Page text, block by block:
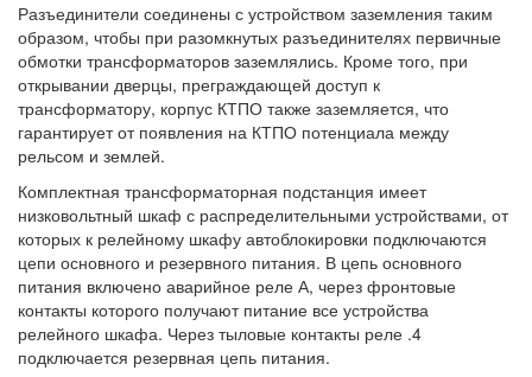
Разъединители соединены с устройством заземления таким
образом, чтобы при разомкнутых разъединителях первичные
обмотки трансформаторов заземлялись. Кроме того, при
открывании дверцы, преграждающей доступ к
трансформатору, корпус КТПО также заземляется, что
гарантирует от появления на КТПО потенциала между
рельсом и землей.
Комплектная трансформаторная подстанция имеет
низковольтный шкаф с распределительными устройствами, от
которых к релейному шкафу автоблокировки подключаются
цепи основного и резервного питания. В цепь основного
питания включено аварийное реле А, через фронтовые
контакты которого получают питание все устройства
релейного шкафа. Через тыловые контакты реле .4
подключается резервная цепь питания.